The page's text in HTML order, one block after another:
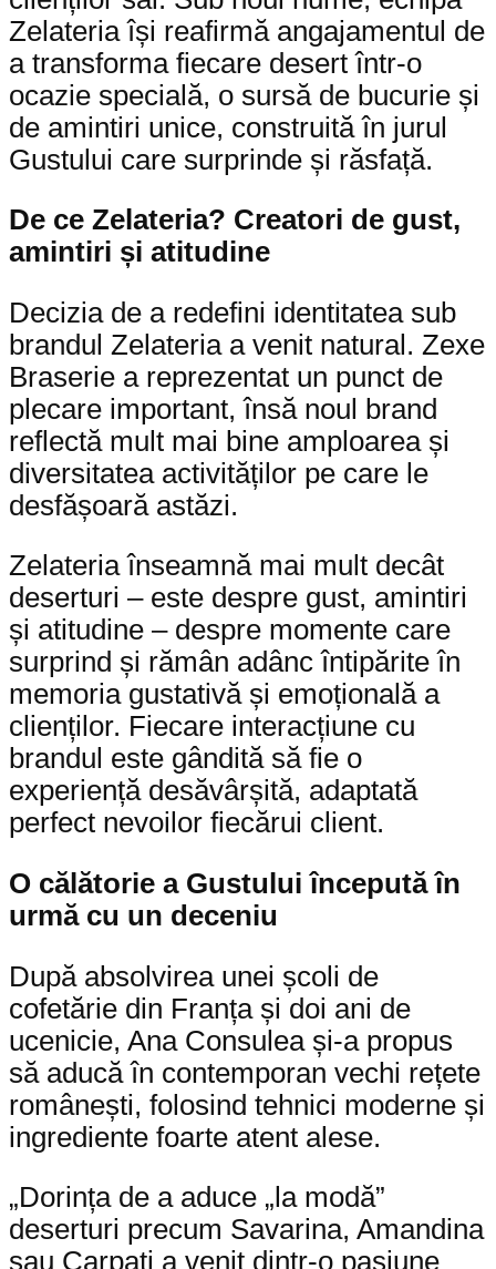
Zelateria își reafirmă angajamentul de
a transforma fiecare desert într-o
ocazie specială, o sursă de bucurie și
de amintiri unice, construită în jurul
Gustului care surprinde și răsfață.
De ce Zelateria? Creatori de gust,
amintiri și atitudine
Decizia de a redefini identitatea sub
brandul Zelateria a venit natural. Zexe
Braserie a reprezentat un punct de
plecare important, însă noul brand
reflectă mult mai bine amploarea și
diversitatea activităților pe care le
desfășoară astăzi.
Zelateria înseamnă mai mult decât
deserturi – este despre gust, amintiri
și atitudine – despre momente care
surprind și rămân adânc întipărite în
memoria gustativă și emoțională a
clienților. Fiecare interacțiune cu
brandul este gândită să fie o
experiență desăvârșită, adaptată
perfect nevoilor fiecărui client.
O călătorie a Gustului începută în
urmă cu un deceniu
După absolvirea unei școli de
cofetărie din Franța și doi ani de
ucenicie, Ana Consulea și-a propus
să aducă în contemporan vechi rețete
românești, folosind tehnici moderne și
ingrediente foarte atent alese.
„Dorința de a aduce „la modă”
deserturi precum Savarina, Amandina
sau Carpați a venit dintr-o pasiune